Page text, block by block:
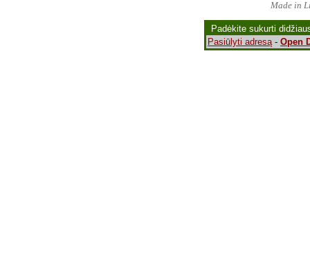
Made in
Padėkite sukurti
Pasiūlyti adresą - Open